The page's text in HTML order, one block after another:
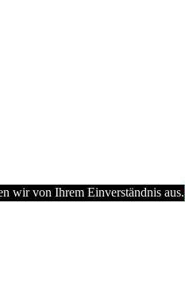
wir von Ihrem Einverständnis aus.